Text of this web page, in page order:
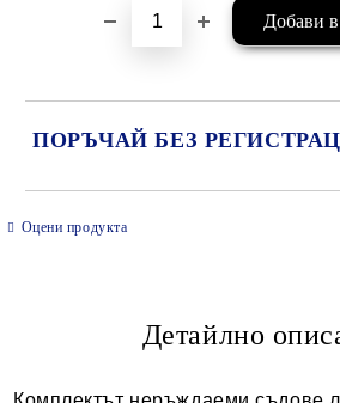
ПОРЪЧАЙ БЕЗ
Ние ще се свържем с вас в рамките на
Оцени продукта
Детайлно